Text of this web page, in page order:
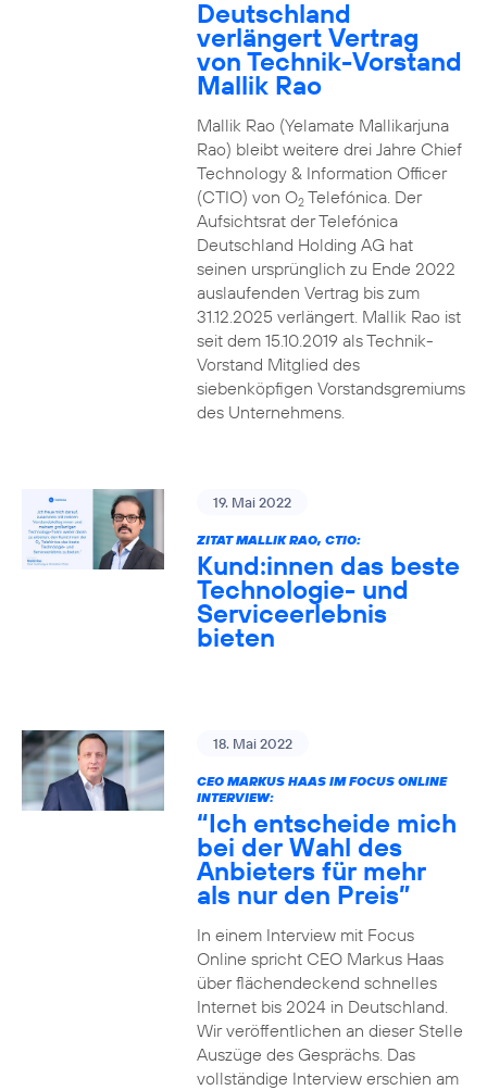
Deutschland
verlängert Vertrag
von Technik-Vorstand
Mallik Rao
Mallik Rao (Yelamate Mallikarjuna
Rao) bleibt weitere drei Jahre Chief
Technology & Information Officer
(CTIO) von O2Telefónica. Der
Aufsichtsrat der Telefónica
Deutschland Holding AG hat
seinen ursprünglich zu Ende 2022
auslaufenden Vertrag bis zum
31.12.2025 verlängert. Mallik Rao ist
seit dem 15.10.2019 als Technik-
Vorstand Mitglied des
siebenköpfigen Vorstandsgremiums
des Unternehmens.
19. Mai 2022
ZITAT MALLIK RAO, CTIO:
Kund:innen das beste
Technologie- und
Serviceerlebnis
bieten
18. Mai 2022
CEO MARKUS HAAS IM FOCUS ONLINE
INTERVIEW:
“Ich entscheide mich
bei der Wahl des
Anbieters für mehr
als nur den Preis”
In einem Interview mit Focus
Online spricht CEO Markus Haas
über flächendeckend schnelles
Internet bis 2024 in Deutschland.
Wir veröffentlichen an dieser Stelle
Auszüge des Gesprächs. Das
vollständige Interview erschien am